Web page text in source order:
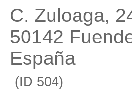
C. Zuloaga,
50142
España
(ID 504)